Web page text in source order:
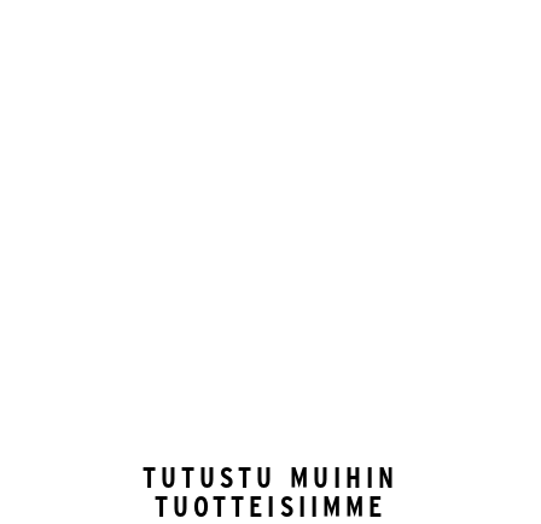
TUTUSTU MUIHIN
TUOTTEISIIMME